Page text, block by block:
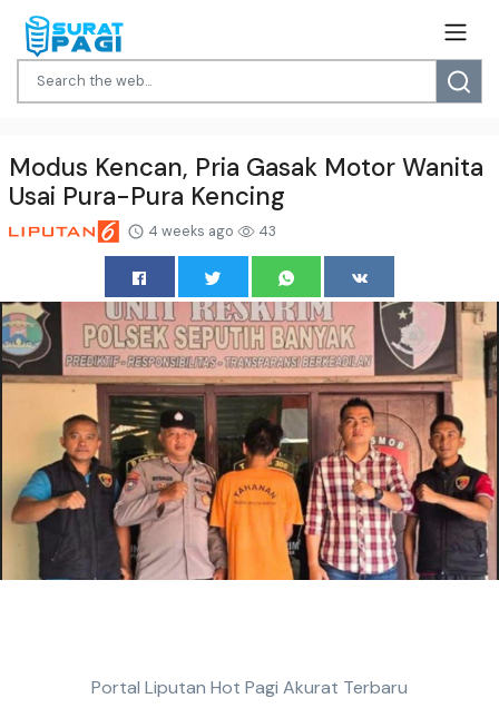
Modus Kencan, Pria Gasak Motor Wanita
Usai Pura-Pura Kencing
4 weeks ago 43
Portal Liputan Hot Pagi Akurat Terbaru